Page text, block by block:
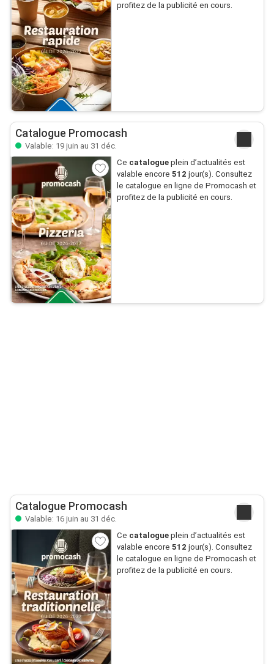
profitez de la publicité en cours.
Catalogue Promocash
Valable: 19 juin au 31 déc.
Ce catalogueplein d’actualités est
valable encore 512 jour(s). Consultez
le catalogue en ligne de Promocash et
profitez de la publicité en cours.
Catalogue Promocash
Valable: 16 juin au 31 déc.
Ce catalogueplein d’actualités est
valable encore 512 jour(s). Consultez
le catalogue en ligne de Promocash et
profitez de la publicité en cours.